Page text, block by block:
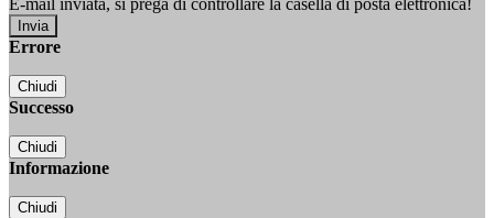
E-mail inviata, si prega di controllare la casella di posta elettronica!
Errore
Chiudi
Successo
Chiudi
Informazione
Chiudi